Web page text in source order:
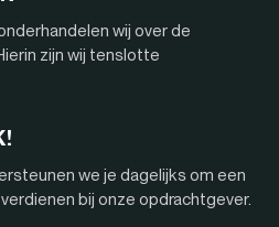
wij over de
zijn wij tenslotte
we je dagelijks om een
bij onze opdrachtgever.